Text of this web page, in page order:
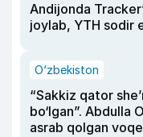
Andijonda
joylab, YTH sodir
O‘zbekiston
“Sakkiz qator
bo‘lgan”. Abdulla
asrab qolgan